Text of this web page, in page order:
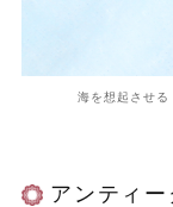
海を想起させる
アンティ